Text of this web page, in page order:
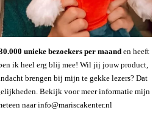
.000 unieke bezoekers per maanden heeft
ik heel erg blij mee! Wil jij jouw product,
brengen bij mijn te gekke lezers? Dat
Bekijk voor meer informatie mijn
naar info@mariscakenter.nl